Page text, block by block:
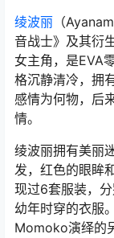
绫波丽 （
音战士》及其衍
女主角，是EVA
格沉静清冷，拥
感情为何物，后
情。
绫波丽拥有美丽
发，红色的眼眸
现过6套服装，
幼年时穿的衣服
Momoko演绎的